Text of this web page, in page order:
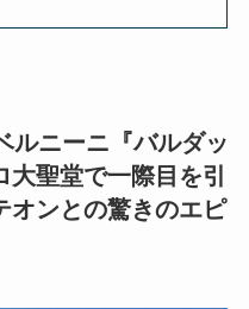
文学
ルニーニ『バルダッ
聖堂で一際目を引
オンとの驚きのエピ